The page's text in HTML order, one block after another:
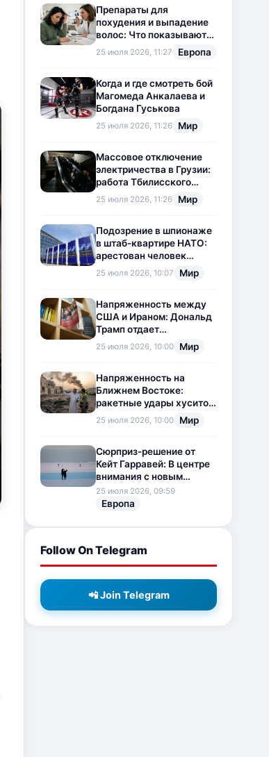
Препараты для
похудения и выпадение
волос: Что показывают
новые исследования?
25 июля 2026, 11:27 Европа
Когда и где смотреть бой
Магомеда Анкалаева и
Богдана Гуськова
25 июля 2026, 11:26 Мир
Массовое отключение
электричества в Грузии:
работа Тбилисского
метрополитена
приостановлена
25 июля 2026, 11:26 Мир
Подозрение в шпионаже
в штаб-квартире НАТО:
арестован человек
китайского
происхождения
25 июля 2026, 10:07 Мир
Напряженность между
США и Ираном: Дональд
Трамп отдает
предпочтение
дипломатии
25 июля 2026, 10:00 Мир
Напряженность на
Ближнем Востоке:
ракетные удары хуситов
по Саудовской Аравии
загоняют ситуацию в
25 июля 2026, 10:00 Мир
Сюрприз-решение от
Кейт Гарравей: В центре
внимания с новым
любовным
приключением
25 июля 2026, 09:59
Европа
Follow On Telegram
📲 Join Telegram